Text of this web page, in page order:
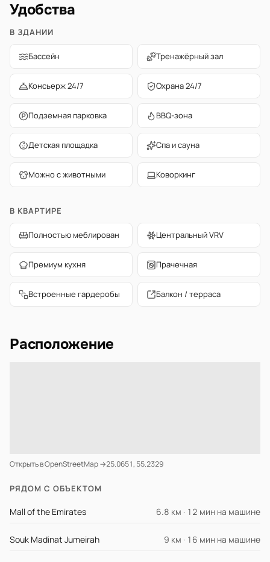
Удобства
В ЗДАНИИ
Бассейн Тренажёрный зал
Консьерж 24/7 Охрана 24/7
Подземная парковка BBQ-зона
Детская площадка Спа и сауна
Можно с животными Коворкинг
В КВАРТИРЕ
Полностью меблирован Центральный VRV
Премиум кухня Прачечная
Встроенные гардеробы Балкон / терраса
Расположение
Открыть в OpenStreetMap →25.0651, 55.2329
РЯДОМ С ОБЪЕКТОМ
Mall of the Emirates 6.8 км · 12 мин на машине
Souk Madinat Jumeirah 9 км · 16 мин на машине